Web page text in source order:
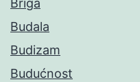
Briga
Budala
Budizam
Budućnost